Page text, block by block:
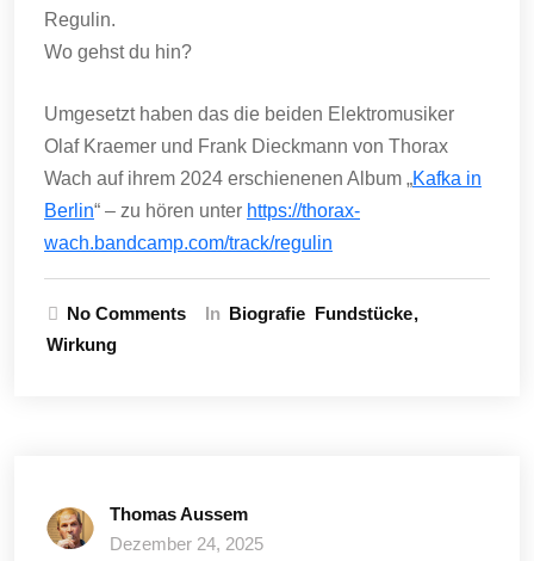
Regulin.
Wo gehst du hin?
Umgesetzt haben das die beiden Elektromusiker
Olaf Kraemer und Frank Dieckmann von Thorax
Wach auf ihrem 2024 erschienenen Album „Kafka in
Berlin“ – zu hören unter https://thorax-
wach.bandcamp.com/track/regulin
No Comments In Biografie Fundstücke
Wirkung
Thomas Aussem
Dezember 24, 2025